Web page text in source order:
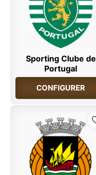
Sporting Clube de
Portugal
CONFIGURER